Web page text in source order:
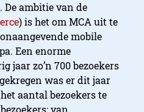
ambitie van de
) is het om MCA uit te
mobile
Een enorme
jaar zo’n 700 bezoekers
was er dit jaar
aantal bezoekers te
van